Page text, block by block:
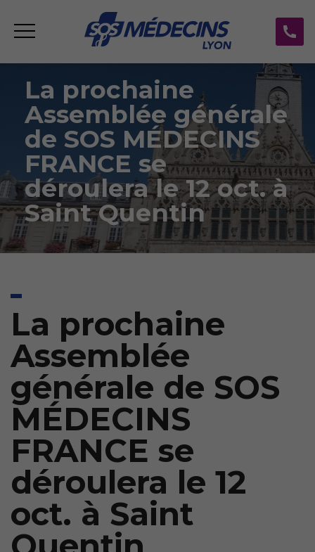
La prochaine
Assemblée générale
de SOS MÉDECINS
FRANCE se
déroulera le 12 oct. à
Saint Quentin
La prochaine
Assemblée
générale de SOS
MÉDECINS
FRANCE se
déroulera le 12
oct. à Saint